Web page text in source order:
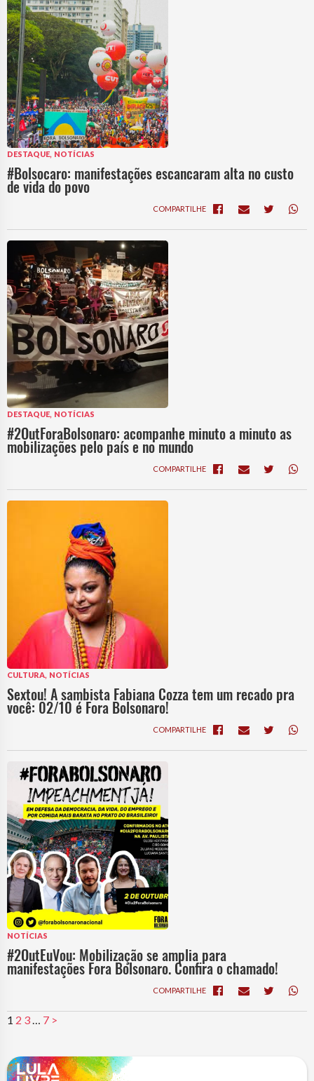
DESTAQUE, NOTÍCIAS
#Bolsocaro: manifestações escancaram alta no custo
de vida do povo
COMPARTILHE
DESTAQUE, NOTÍCIAS
#2OutForaBolsonaro: acompanhe minuto a minuto as
mobilizações pelo país e no mundo
COMPARTILHE
CULTURA, NOTÍCIAS
Sextou! A sambista Fabiana Cozza tem um recado pra
você: 02/10 é Fora Bolsonaro!
COMPARTILHE
NOTÍCIAS
#2OutEuVou: Mobilização se amplia para
manifestações Fora Bolsonaro. Confira o chamado!
COMPARTILHE
1 2 3 7 >